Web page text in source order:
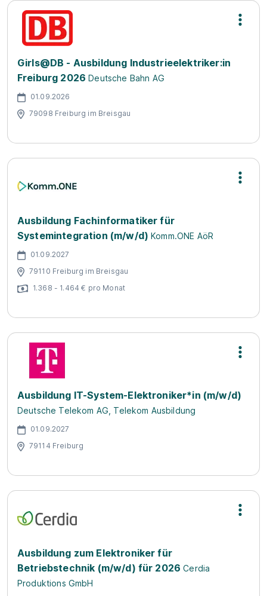
Girls@DB - Ausbildung Industrieelektriker:in
Freiburg 2026 Deutsche Bahn AG
01.09.2026
79098 Freiburg im Breisgau
Ausbildung Fachinformatiker für
Systemintegration (m/w/d)Komm.ONE AöR
01.09.2027
79110 Freiburg im Breisgau
1.368 - 1.464 € pro Monat
Ausbildung IT-System-Elektroniker*in (m/w/d)
Deutsche Telekom AG, Telekom Ausbildung
01.09.2027
79114 Freiburg
Ausbildung zum Elektroniker für
Betriebstechnik (m/w/d) für 2026 Cerdia
Produktions GmbH